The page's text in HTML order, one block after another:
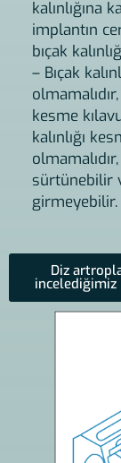
kalınlığına
implantın
bıçak
– Bıçak
kesme
kalınlığı
sürtünebilir
girmeyebilir.
Diz
incelediğimiz